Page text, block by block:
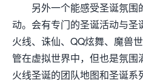
另外一个能感受圣诞氛
动。会有专门的圣诞活动与
火线、诛仙、QQ炫舞、魔兽
管在虚拟世界中，但也是氛
火线圣诞的团队地图和圣诞